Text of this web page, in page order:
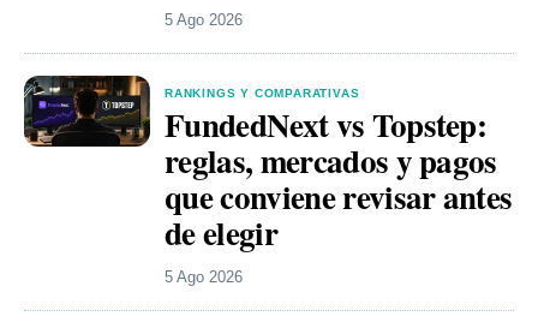
5 Ago 2026
RANKINGS Y COMPARATIVAS
FundedNext vs Topstep:
reglas, mercados y pagos
que conviene revisar antes
de elegir
5 Ago 2026